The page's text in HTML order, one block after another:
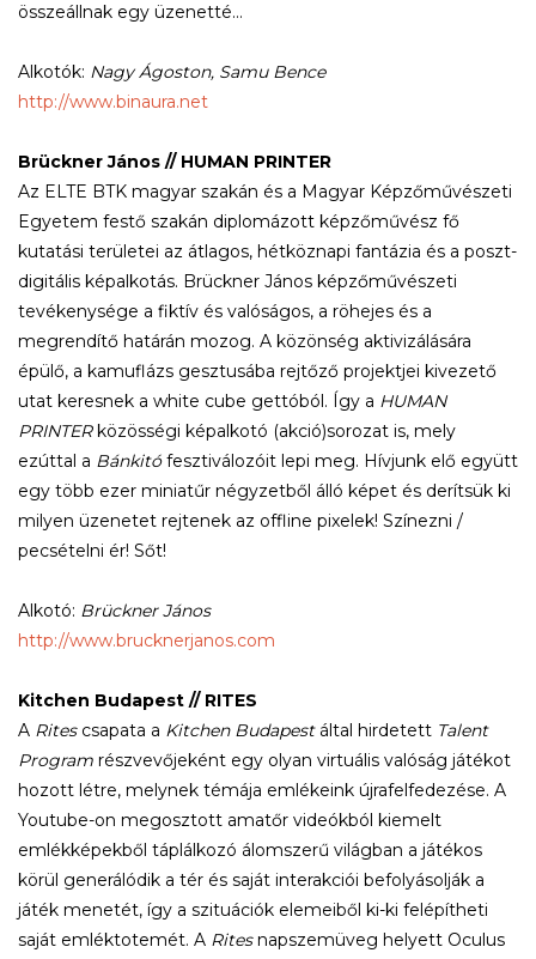
összeállnak egy üzenetté…
Alkotók: Nagy Ágoston, Samu Bence
http://www.binaura.net
Brückner János // HUMAN PRINTER
Az ELTE BTK magyar szakán és a Magyar Képzőművészeti
Egyetem festő szakán diplomázott képzőművész fő
kutatási területei az átlagos, hétköznapi fantázia és a poszt-
digitális képalkotás. Brückner János képzőművészeti
tevékenysége a fiktív és valóságos, a röhejes és a
megrendítő határán mozog. A közönség aktivizálására
épülő, a kamuflázs gesztusába rejtőző projektjei kivezető
utat keresnek a white cube gettóból. Így a HUMAN
PRINTERközösségi képalkotó (akció)sorozat is, mely
ezúttal a Bánkitófesztiválozóit lepi meg. Hívjunk elő együtt
egy több ezer miniatűr négyzetből álló képet és derítsük ki
milyen üzenetet rejtenek az offline pixelek! Színezni /
pecsételni ér! Sőt!
Alkotó: Brückner János
http://www.brucknerjanos.com
Kitchen Budapest // RITES
A Rites csapata a Kitchen Budapestáltal hirdetett Talent
Program részvevőjeként egy olyan virtuális valóság játékot
hozott létre, melynek témája emlékeink újrafelfedezése. A
Youtube-on megosztott amatőr videókból kiemelt
emlékképekből táplálkozó álomszerű világban a játékos
körül generálódik a tér és saját interakciói befolyásolják a
játék menetét, így a szituációk elemeiből ki-ki felépítheti
saját emléktotemét. A Ritesnapszemüveg helyett Oculus